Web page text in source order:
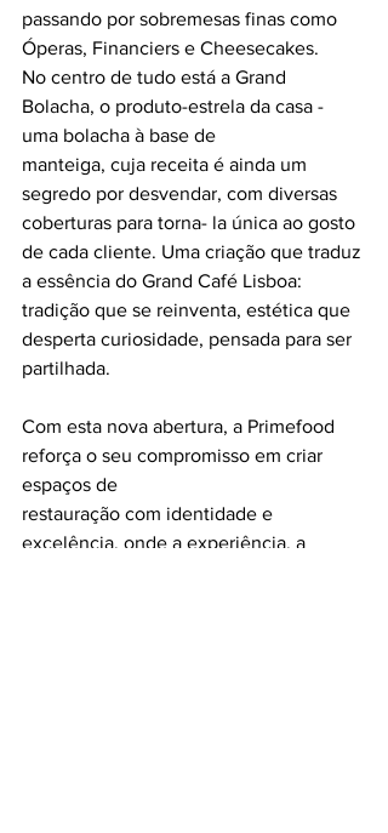
passando por sobremesas finas como
Óperas, Financiers e Cheesecakes.
No centro de tudo está a Grand
Bolacha, o produto-estrela da casa -
uma bolacha à base de
manteiga, cuja receita é ainda um
segredo por desvendar, com diversas
coberturas para torna- la única ao gosto
de cada cliente. Uma criação que traduz
a essência do Grand Café Lisboa:
tradição que se reinventa, estética que
desperta curiosidade, pensada para ser
partilhada.
Com esta nova abertura, a Primefood
reforça o seu compromisso em criar
espaços de
restauração com identidade e
excelência, onde a experiência, a